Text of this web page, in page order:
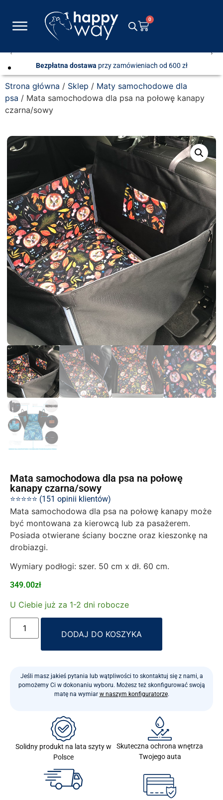
0
Bezpłatna dostawa przy zamówieniach od 600 zł
Strona główna / Sklep / Maty samochodowe dla
psa / Mata samochodowa dla psa na połowę kanapy
czarna/sowy
Mata samochodowa dla psa na połowę
kanapy czarna/sowy
⭐⭐⭐⭐⭐ (151 opinii klientów)
Mata samochodowa dla psa na połowę kanapy może
być montowana za kierowcą lub za pasażerem.
Posiada otwierane ściany boczne oraz kieszonkę na
drobiazgi.
Wymiary podłogi: szer. 50 cm x dł. 60 cm.
349.00zł
U Ciebie już za 1-2 dni robocze
DODAJ DO KOSZYKA
Jeśli masz jakieś pytania lub wątpliwości to skontaktuj się z nami, a
pomożemy Ci w dokonaniu wyboru. Możesz też skonfigurować swoją
matę na wymiar w naszym konfiguratorze.
Solidny produkt na lata szyty w
Polsce
Skuteczna ochrona wnętrza
Twojego auta